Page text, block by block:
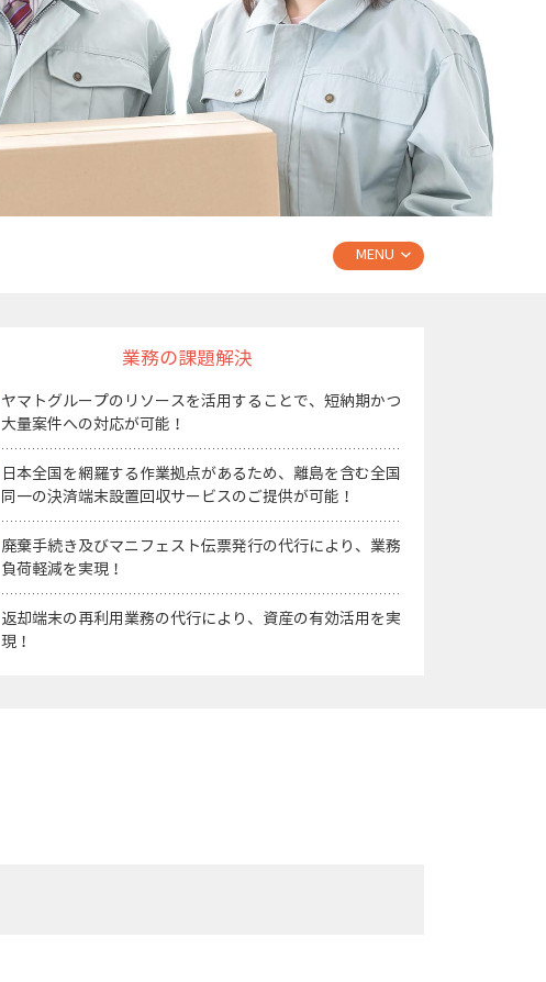
MENU
業務の課題解決
ヤマトグループのリソースを活用することで、短納期かつ
大量案件への対応が可能！
日本全国を網羅する作業拠点があるため、離島を含む全国
同一の決済端末設置回収サービスのご提供が可能！
廃棄手続き及びマニフェスト伝票発行の代行により、業務
負荷軽減を実現！
返却端末の再利用業務の代行により、資産の有効活用を実
現！